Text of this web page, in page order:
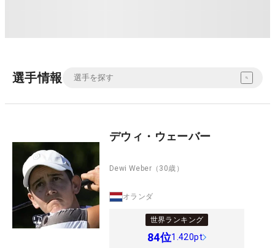
選手情報
デウィ・ウェーバー
Dewi Weber （30歳）
オランダ
世界ランキング
84位1.420pt